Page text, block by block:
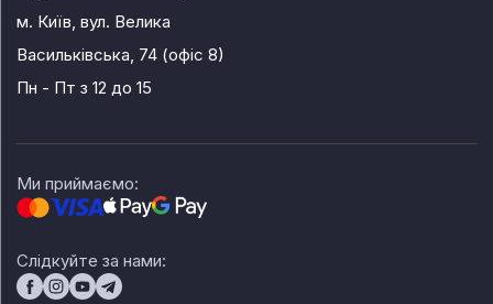
м. Київ, вул. Велика
Васильківська, 74 (офіс 8)
Пн - Пт з 12 до 15
Ми приймаємо:
Слідкуйте за нами: